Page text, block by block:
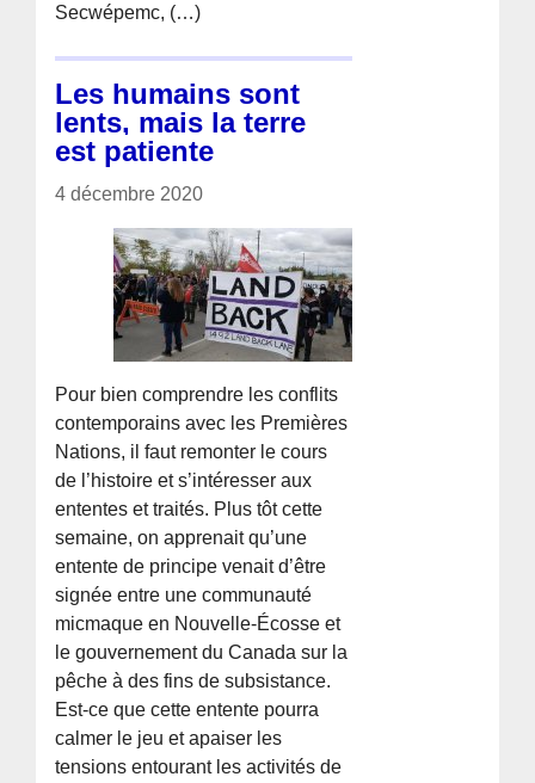
Secwépemc, (…)
Les humains sont
lents, mais la terre
est patiente
4 décembre 2020
Pour bien comprendre les conflits
contemporains avec les Premières
Nations, il faut remonter le cours
de l’histoire et s’intéresser aux
ententes et traités. Plus tôt cette
semaine, on apprenait qu’une
entente de principe venait d’être
signée entre une communauté
micmaque en Nouvelle-Écosse et
le gouvernement du Canada sur la
pêche à des fins de subsistance.
Est-ce que cette entente pourra
calmer le jeu et apaiser les
tensions entourant les activités de